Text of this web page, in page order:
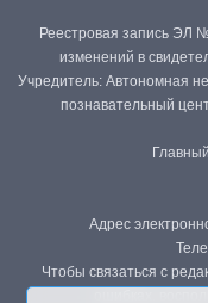
Реестровая запись ЭЛ
изменений в
Учредитель: Автономная
познавательный
Адрес
Чтобы связаться с